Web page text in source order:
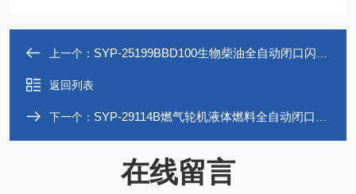
上一个： SYP-25199BBD100生物柴油全自动闭口闪点测定仪
返回列表
下一个： SYP-29114B燃气轮机液体燃料全自动闭口闪点测定仪
在线留言